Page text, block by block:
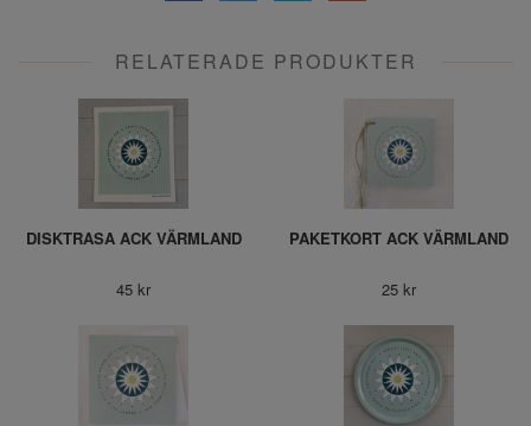
RELATERADE PRODUKTER
DISKTRASA ACK VÄRMLAND
45 kr
PAKETKORT ACK VÄRMLAND
25 kr